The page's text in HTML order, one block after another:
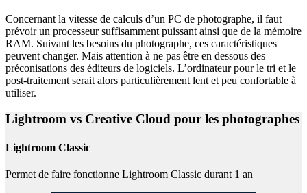
Concernant la vitesse de calculs d’un PC de photographe, il faut
prévoir un processeur suffisamment puissant ainsi que de la mémoire
RAM. Suivant les besoins du photographe, ces caractéristiques
peuvent changer. Mais attention à ne pas être en dessous des
préconisations des éditeurs de logiciels. L’ordinateur pour le tri et le
post-traitement serait alors particulièrement lent et peu confortable à
utiliser.
Lightroom vs Creative Cloud pour les photographes
Lightroom Classic
Permet de faire fonctionne Lightroom Classic durant 1 an